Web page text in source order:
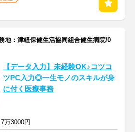
：津軽保健生活協同組合健生病院/0
【データ入力】未経験OK♪コツコ
ツPC入力◎一生モノのスキルが身
に付く医療事務
万3000円